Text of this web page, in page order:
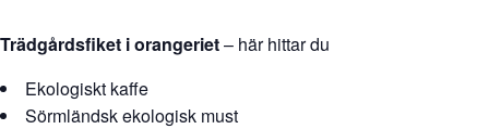
Trädgårdsfiket i orangeriet– här hittar du
Ekologiskt kaffe
Sörmländsk ekologisk must